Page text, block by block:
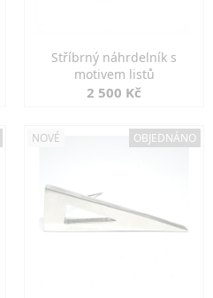
Stříbrný náhrdelník s
motivem listů
2 500 Kč
NOVÉ OBJEDNÁNO